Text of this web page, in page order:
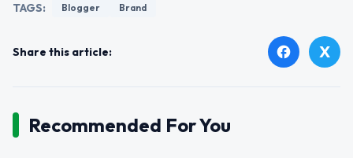
TAGS: Blogger Brand
Share this article: facebook X
Recommended For You